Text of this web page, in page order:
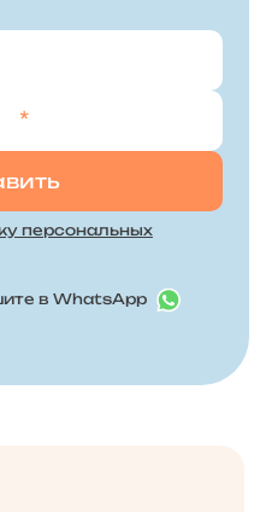
*
персональных
в WhatsApp